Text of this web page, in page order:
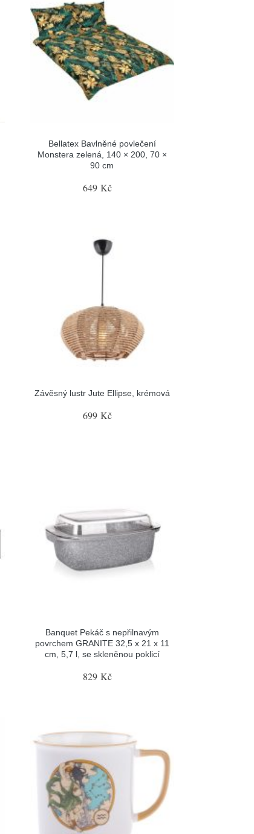
Bellatex Bavlněné povlečení
Monstera zelená, 140 × 200, 70 ×
90 cm
649 Kč
Závěsný lustr Jute Ellipse, krémová
699 Kč
Banquet Pekáč s nepřilnavým
povrchem GRANITE 32,5 x 21 x 11
cm, 5,7 l, se skleněnou poklicí
829 Kč